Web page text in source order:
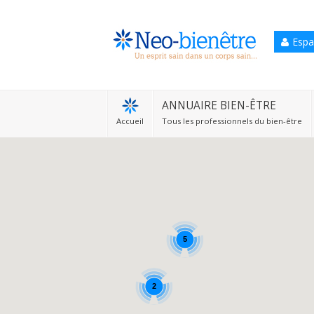
Accueil
ANNUAIRE BIEN-ÊTRE
Tous les professionnels du bien-être
5
2